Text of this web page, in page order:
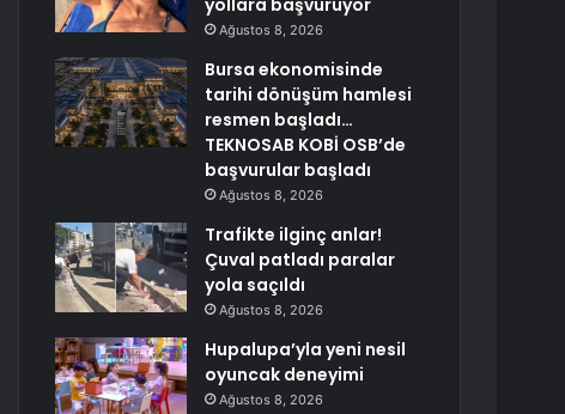
yollara başvuruyor
Ağustos 8, 2026
Bursa ekonomisinde
tarihi dönüşüm hamlesi
resmen başladı…
TEKNOSAB KOBİ OSB’de
başvurular başladı
Ağustos 8, 2026
Trafikte ilginç anlar!
Çuval patladı paralar
yola saçıldı
Ağustos 8, 2026
Hupalupa’yla yeni nesil
oyuncak deneyimi
Ağustos 8, 2026